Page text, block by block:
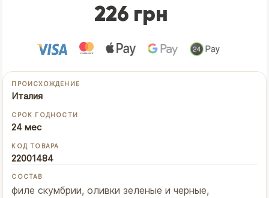
226 грн
ПРОИСХОЖДЕНИЕ
Италия
СРОК ГОДНОСТИ
24 мес
КОД ТОВАРА
22001484
СОСТАВ
филе скумбрии, оливки зеленые и черные,